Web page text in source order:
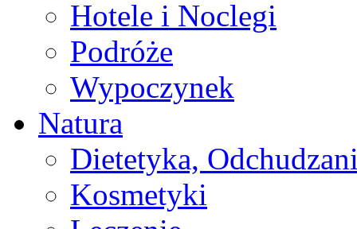
Hotele i Noclegi
Podróże
Wypoczynek
Natura
Dietetyka,
Kosmetyki